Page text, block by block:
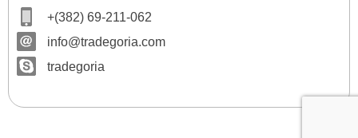
+(382) 69-211-062
info@tradegoria.com
tradegoria